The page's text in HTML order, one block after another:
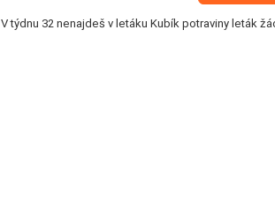
V týdnu 32 nenajdeš v letáku Kubík potraviny leták